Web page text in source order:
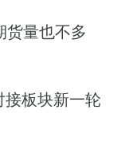
货量也不多
接板块新一轮